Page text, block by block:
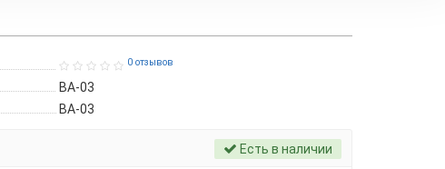
0 отзывов
ВА-03
ВА-03
Есть в наличии